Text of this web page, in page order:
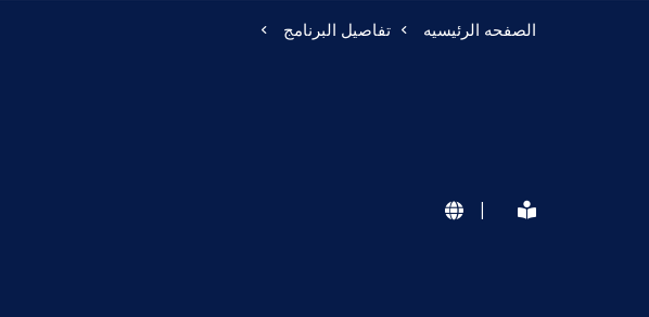
الصفحه الرئيسيه تفاصيل البرنامج
|